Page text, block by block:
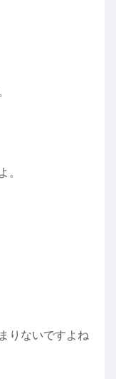
。
りないですよね